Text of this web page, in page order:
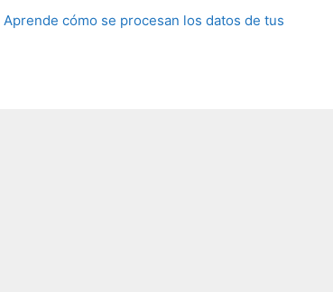
Aprende cómo se procesan los datos de tus